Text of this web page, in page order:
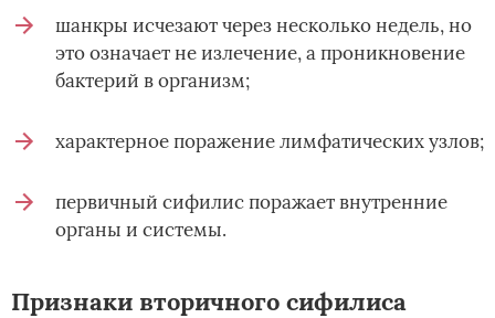
шанкры исчезают через несколько недель, но
это означает не излечение, а проникновение
бактерий в организм;
характерное поражение лимфатических узлов;
первичный сифилис поражает внутренние
органы и системы.
Признаки вторичного сифилиса